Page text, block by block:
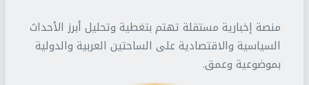
منصة إخبارية مستقلة تهتم بتغطية وتحليل أبرز الأحداث
السياسية والاقتصادية على الساحتين العربية والدولية
بموضوعية وعمق.